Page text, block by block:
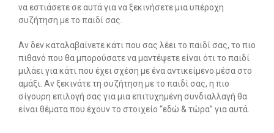
να εστιάσετε σε αυτά για να ξεκινήσετε μια υπέροχη
συζήτηση με το παιδί σας.
Αν δεν καταλαβαίνετε κάτι που σας λέει το παιδί σας, το πιο
πιθανό που θα μπορούσατε να μαντέψετε είναι ότι το παιδί
μιλάει για κάτι που έχει σχέση με ένα αντικείμενο μέσα στο
αμάξι. Αν ξεκινάτε τη συζήτηση με το παιδί σας, η πιο
σίγουρη επιλογή σας για μια επιτυχημένη συνδιαλλαγή θα
είναι θέματα που έχουν το στοιχείο “εδώ & τώρα” για αυτά.